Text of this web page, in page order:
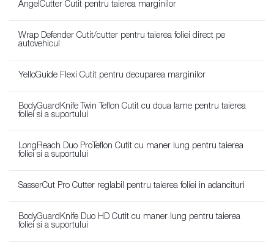
AngelCutter Cutit pentru taierea marginilor
Wrap Defender Cutit/cutter pentru taierea foliei direct pe
autovehicul
YelloGuide Flexi Cutit pentru decuparea marginilor
BodyGuardKnife Twin Teflon Cutit cu doua lame pentru taierea
foliei si a suportului
LongReach Duo ProTeflon Cutit cu maner lung pentru taierea
foliei si a suportului
SasserCut Pro Cutter reglabil pentru taierea foliei in adancituri
BodyGuardKnife Duo HD Cutit cu maner lung pentru taierea
foliei si a suportului